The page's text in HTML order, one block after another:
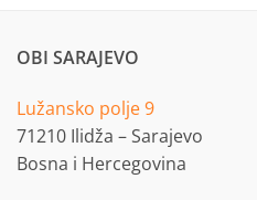
OBI SARAJEVO
Lužansko polje 9
71210 Ilidža – Sarajevo
Bosna i Hercegovina